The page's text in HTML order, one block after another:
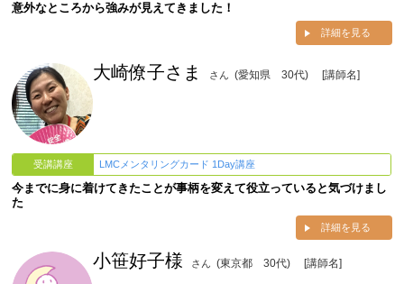
意外なところから強みが見えてきました！
詳細を見る
大崎僚子さま さん (愛知県 30代) [講師名]
受講講座 LMCメンタリングカード 1Day講座
今までに身に着けてきたことが事柄を変えて役立っていると気づけまし
た
詳細を見る
小笹好子様 さん (東京都 30代) [講師名]